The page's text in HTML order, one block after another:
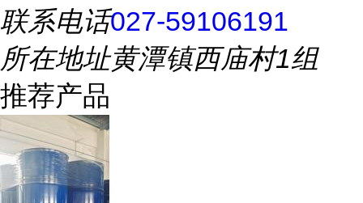
联系电话027-59106191
所在地址黄潭镇西庙村1组
推荐产品